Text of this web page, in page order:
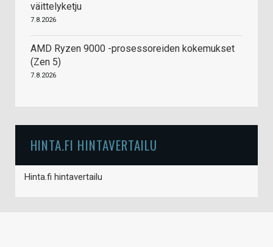
väittelyketju
7.8.2026
AMD Ryzen 9000 -prosessoreiden kokemukset
(Zen 5)
7.8.2026
HINTA.FI HINTAVERTAILU
Hinta.fi hintavertailu